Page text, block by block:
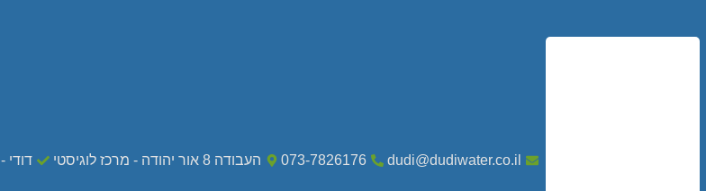
dudi@dudiwater.co.il
073-7826176 העבודה 8 אור יהודה - מרכז לוגיסטי דודי - 050-420-2528 - מקרי חירום בלבד